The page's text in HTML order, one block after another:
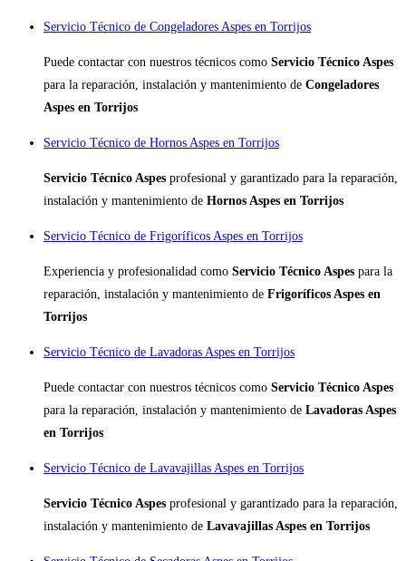
Servicio Técnico de Congeladores Aspes en Torrijos
Puede contactar con nuestros técnicos como Servicio Técnico Aspes
para la reparación, instalación y mantenimiento de Congeladores
Aspes en Torrijos
Servicio Técnico de Hornos Aspes en Torrijos
Servicio Técnico Aspes profesional y garantizado para la reparación,
instalación y mantenimiento de Hornos Aspes en Torrijos
Servicio Técnico de Frigoríficos Aspes en Torrijos
Experiencia y profesionalidad como Servicio Técnico Aspes para la
reparación, instalación y mantenimiento de Frigoríficos Aspes en
Torrijos
Servicio Técnico de Lavadoras Aspes en Torrijos
Puede contactar con nuestros técnicos como Servicio Técnico Aspes
para la reparación, instalación y mantenimiento de Lavadoras Aspes
en Torrijos
Servicio Técnico de Lavavajillas Aspes en Torrijos
Servicio Técnico Aspes profesional y garantizado para la reparación,
instalación y mantenimiento de Lavavajillas Aspes en Torrijos